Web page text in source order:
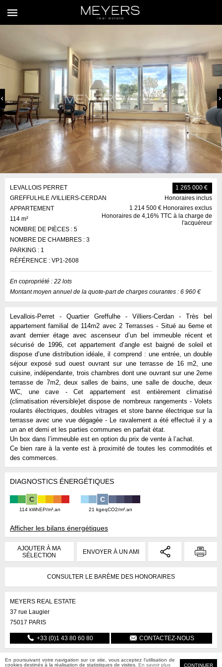
1 265 000 €
Honoraires inclus
1 214 500 € Honoraires exclus
Honoraires de 4,16% TTC à la charge de
l'acquéreur
LEVALLOIS PERRET
GREFFULHLE /VILLIERS-CERDAN
APPARTEMENT
114 m²
NOMBRE DE PIÈCES : 5
NOMBRE DE CHAMBRES : 3
PARKING : 1
RÉFÉRENCE : VP1-2608
En copropriété : 22 lots
Montant moyen annuel de la quote-part de charges courantes : 6 960 €
Levallois-Perret - Quartier Greffulhe - Villiers-Cerdan - Très bel
appartement familial de 114m2 avec 2 Terrasses - Situé au 6eme et
avant dernier étage avec ascenseur d’un bel immeuble récent et
sécurisé de 1996, cet appartement d’angle est baigné de soleil et
dispose d’une distribution idéale, il comprend : une entrée, un double
séjour exposé sud ouest ouvrant sur une terrasse de 16 m2, une
cuisine, indépendante, trois chambres dont une ouvrant sur une 2eme
terrasse de 7m2, deux salles de bains, une salle de douche, deux
WC, une cave - Cet appartement est entièrement climatisé
(climatisation réversible)et dispose de nombreux rangements - Volets
roulants électriques, doubles vitrages et store banne électrique sur la
terrasse avec une vue dégagée - Le ravalement a été effectué il y a
un an et demi et les parties communes en parfait état.
Un box dans l’immeuble est en option du prix de vente à l’achat.
Ce bien rare à la vente est à proximité de toutes les commodités et
des commerces.
DIAGNOSTICS ÉNERGÉTIQUES
C
114 kWhEP/m².an
C
21 kgeqCO2/m².an
Afficher les bilans énergétiques
AJOUTER À MA
SÉLECTION
ENVOYER À UN AMI
CONSULTER LE BARÈME DES HONORAIRES
MEYERS REAL ESTATE
37 rue Laugier
75017 PARIS
+33 (0)1 43 80 60 80 CONTACTEZ-NOUS
MEYERS real estate
En poursuivant votre navigation sur ce site, vous acceptez l'utilisation de
cookies destinés à la réalisation de statistiques de visites. En savoir plus